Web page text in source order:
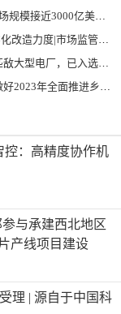
城市、智慧电网等将占60%以上
于促进企业计量能力提升的指导意见
，已入选国际典型案例
振兴重点工作的意见》发布
控：高精度协作机
与承建西北地区
产线项目建设
理 | 源自于中国科